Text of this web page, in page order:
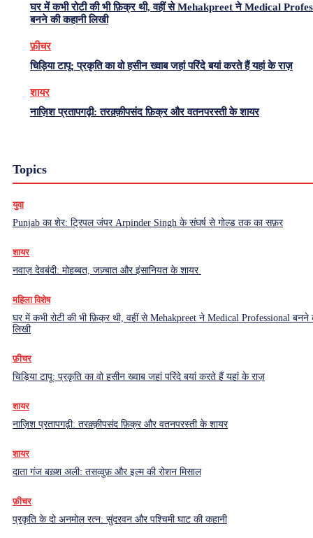
घर में कभी रोटी की भी फ़िक्र थी, वहीं से Mehakpreet ने Medical
बनने की कहानी लिखी
फ़ीचर
चिड़िया टापू: प्रकृति का वो हसीन ख्वाब जहां परिंदे बयां करते हैं यहां के राज़
शायर
नाज़िश प्रतापगढ़ी: तरक़्क़ीपसंद फ़िक्र और वतनपरस्ती के शायर
Topics
युवा
Punjab का शेर: ट्रिपल जंपर Arpinder Singh के संघर्ष से गोल्ड तक का सफ़र
शायर
नवाज़ देवबंदी: मोहब्बत, जज़्बात और इंसानियत के शायर
महिला विशेष
घर में कभी रोटी की भी फ़िक्र थी, वहीं से Mehakpreet ने Medical Professional बनने
लिखी
फ़ीचर
चिड़िया टापू: प्रकृति का वो हसीन ख्वाब जहां परिंदे बयां करते हैं यहां के राज़
शायर
नाज़िश प्रतापगढ़ी: तरक़्क़ीपसंद फ़िक्र और वतनपरस्ती के शायर
शायर
दाता गंज बख़्श अली: तसव्वुफ़ और इल्म की रोशन मिसाल
फ़ीचर
प्रकृति के दो अनमोल रत्न: सुंदरवन और पश्चिमी घाट की कहानी